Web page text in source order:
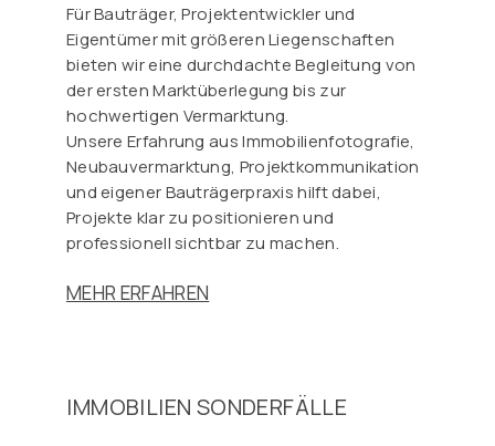
Für Bauträger, Projektentwickler und
Eigentümer mit größeren Liegenschaften
bieten wir eine durchdachte Begleitung von
der ersten Marktüberlegung bis zur
hochwertigen Vermarktung.
Unsere Erfahrung aus Immobilienfotografie,
Neubauvermarktung, Projektkommunikation
und eigener Bauträgerpraxis hilft dabei,
Projekte klar zu positionieren und
professionell sichtbar zu machen.
MEHR ERFAHREN
IMMOBILIEN SONDERFÄLLE